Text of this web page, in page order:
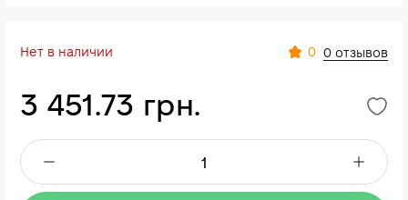
Нет в наличии 0 0 отзывов
3 451.73 грн.